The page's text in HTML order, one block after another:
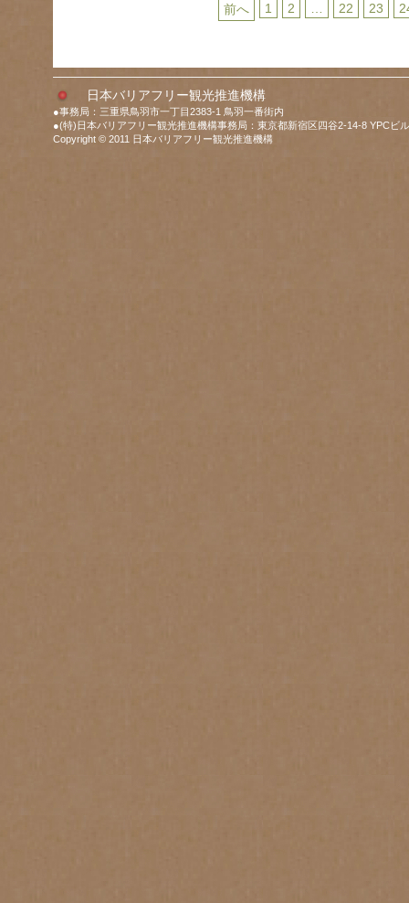
前へ 1 2 22 23
日本バリアフリー観光推進機構
●事務局：三重県鳥羽市一丁目2383-1 鳥羽一番街内
●(特)日本バリアフリー観光推進機構事務局：東京都新宿区四谷2-14-8 YPCビ
Copyright © 2011 日本バリアフリー観光推進機構